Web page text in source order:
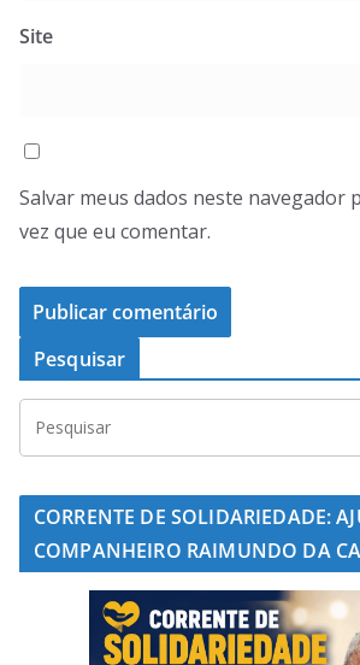
Site
Salvar meus dados neste navegador
vez que eu comentar.
Pesquisar
CORRENTE DE SOLIDARIEDADE:
COMPANHEIRO RAIMUNDO DA